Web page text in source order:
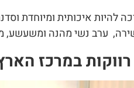
להיות איכותית ומיוחדת
ערב נשי מהנה ומשעשע,
במרכז